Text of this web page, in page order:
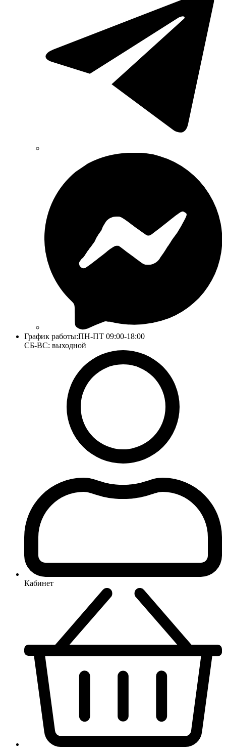
График работы:ПН-ПТ 09:00-18:00
СБ-ВС: выходной
Кабинет